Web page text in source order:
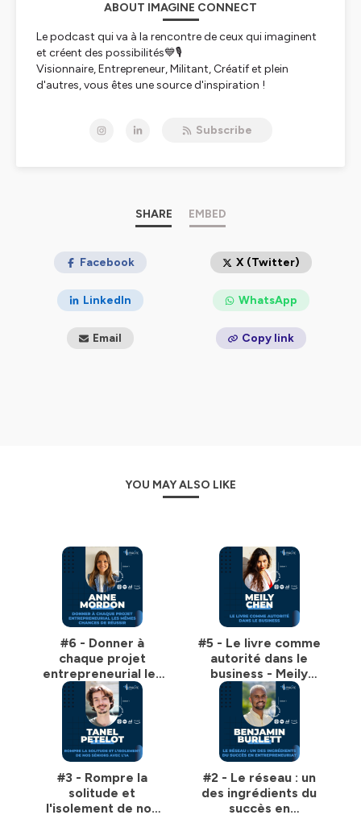
ABOUT IMAGINE CONNECT
Le podcast qui va à la rencontre de ceux qui imaginent
et créent des possibilités💙🎙️
Visionnaire, Entrepreneur, Militant, Créatif et plein
d'autres, vous êtes une source d'inspiration !
confidentialite
pour plus d'informations.
Subscribe
SHARE EMBED
Facebook X (Twitter)
LinkedIn WhatsApp
Email Copy link
YOU MAY ALSO LIKE
#6 - Donner à
chaque projet
entrepreneurial les
mêmes chances de
réussir - Anne
Mordon
#5 - Le livre comme
autorité dans le
business - Meily
Chen
#3 - Rompre la
solitude et
l'isolement de nos
#2 - Le réseau : un
des ingrédients du
succès en